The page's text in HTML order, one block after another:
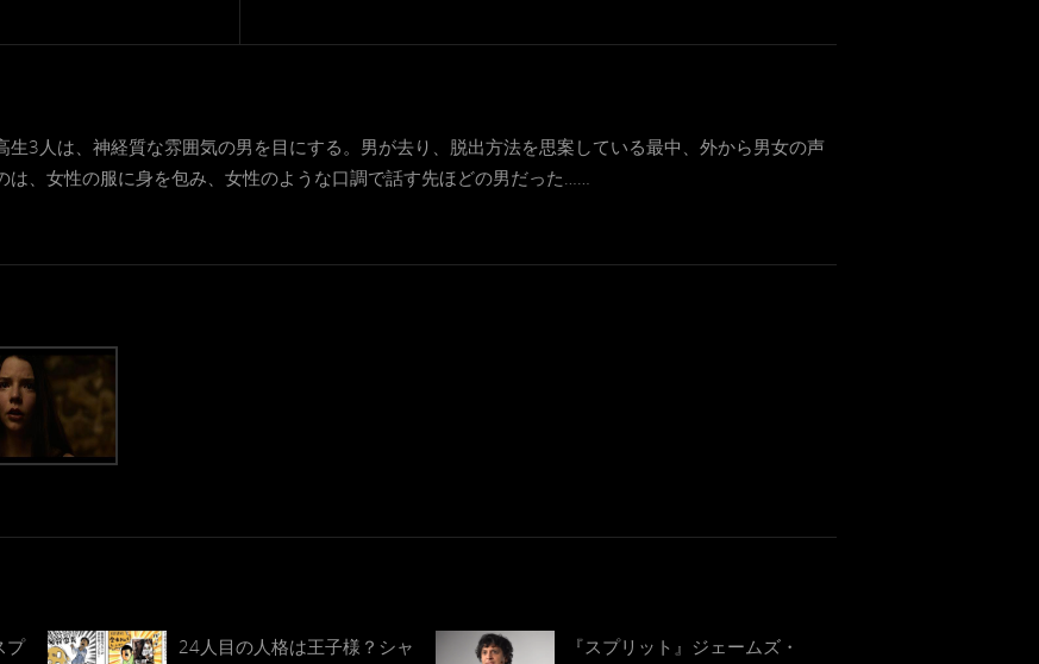
3人は、神経質な雰囲気の男を目にする。男が去り、脱出方法を思案している最中、外から男女の声
は、女性の服に身を包み、女性のような口調で話す先ほどの男だった……
プ
24人目の人格は王子様？シャ
『スプリット』ジェームズ・